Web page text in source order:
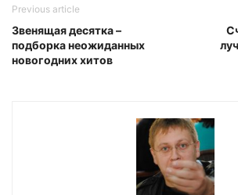
Previous article
Звенящая десятка –
подборка неожиданных
новогодних хитов